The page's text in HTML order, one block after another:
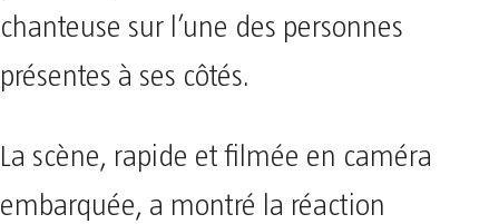
chanteuse sur l’une des personnes
présentes à ses côtés.
La scène, rapide et filmée en caméra
embarquée, a montré la réaction